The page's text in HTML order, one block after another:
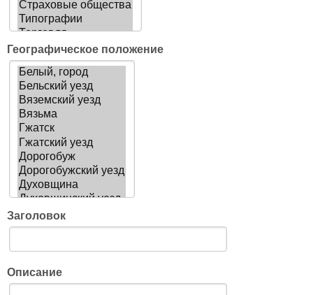
Географическое положение
Заголовок
Описание